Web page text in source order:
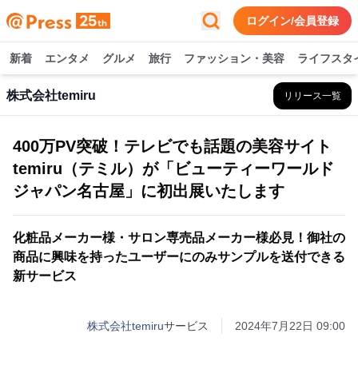
ログイン/会員登録
新着 エンタメ グルメ 旅行 ファッション・美容 ライフスタ
株式会社temiru リリース一覧
400万PV突破！テレビでも話題の美容サイト
temiru（テミル）が「ビューティーワールド
ジャパン名古屋」に初出展いたします
化粧品メーカー様・サロン専売品メーカー様必見！御社の
商品に興味を持ったユーザーにのみサンプルを送付できる
新サービス
株式会社temiruサービス 2024年7月22日 09:00